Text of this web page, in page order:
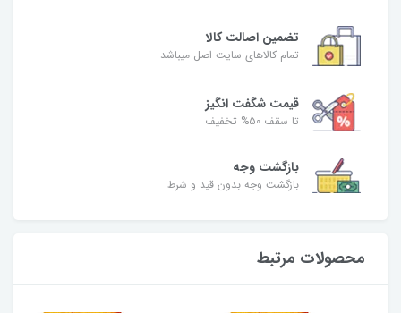
تضمین اصالت کالا
تمام کالاهای سایت اصل میباشد
قیمت شگفت انگیز
تا سقف 50% تخفیف
بازگشت وجه
بازگشت وجه بدون قید و شرط
محصولات مرتبط